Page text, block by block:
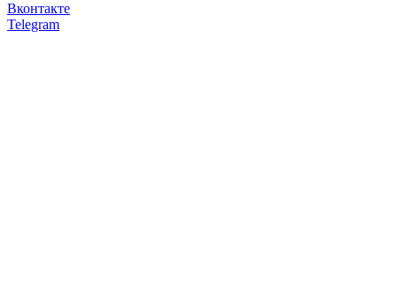
Вконтакте
Telegram